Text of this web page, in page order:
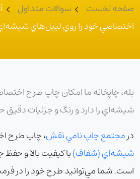
صفحه نخست سوالات متداول
اختصاصي خود را روي ليبل‌هاي
بله، چاپخانه ما امکان چاپ طرح
شيشه‌اي را دارد و رنگ و جزئيات
درمجتمع چاپ نامي نقش، چاپ طرح
شيشه‌اي (شفاف)با کيفيت بالا و